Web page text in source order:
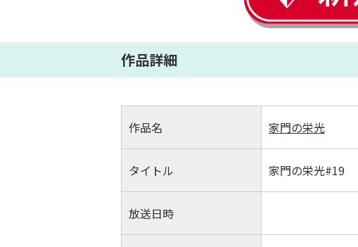
作品詳細
作品名 家門の栄光
タイトル 家門の栄光#19
放送日時